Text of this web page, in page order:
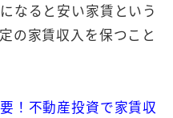
なると安い家賃という
の家賃収入を保つこと
！不動産投資で家賃収